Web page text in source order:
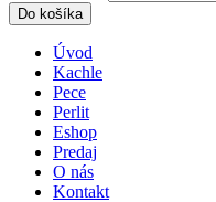
Do košíka
Úvod
Kachle
Pece
Perlit
Eshop
Predaj
O nás
Kontakt